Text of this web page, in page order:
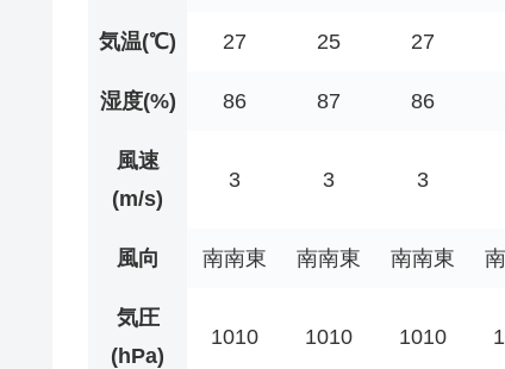
気温(℃) 27 25 27
湿度(%) 86 87 86
風速
(m/s)
3 3 3
風向 南南東 南南東 南南東
気圧
(hPa)
1010 1010 1010